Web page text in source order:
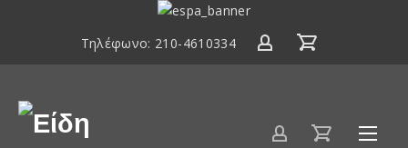
ΕΣΠΑ
2020
Τηλέφωνο: 210-4610334
Είδη